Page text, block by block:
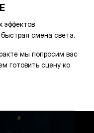
эффектов
смена света.
мы попросим вас
готовить сцену ко